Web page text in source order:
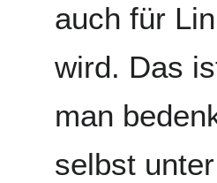
auch für
wird. Das
man
selbst